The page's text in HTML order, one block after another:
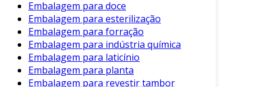
Uma embalagem adequada não apenas
protege, mas também oferece diversos
benefícios:
Entre eles, destacam-se:
Atração do Cliente: Embalagens bem
Embalagem para doce
Embalagem para esterilização
Embalagem para forração
Embalagem para indústria química
Embalagem para laticínio
Embalagem para planta
Embalagem para revestir tambor